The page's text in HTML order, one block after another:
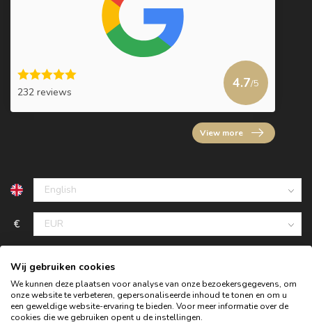
232 reviews
4.7/5
View more
€
Wij gebruiken cookies
We kunnen deze plaatsen voor analyse van onze bezoekersgegevens, om
onze website te verbeteren, gepersonaliseerde inhoud te tonen en om u
een geweldige website-ervaring te bieden. Voor meer informatie over de
cookies die we gebruiken opent u de instellingen.